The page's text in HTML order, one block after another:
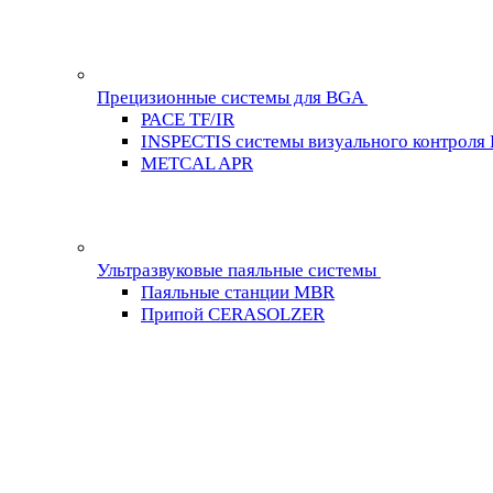
Прецизионные системы для BGA
PACE TF/IR
INSPECTIS системы визуального контроля
METCAL APR
Ультразвуковые паяльные системы
Паяльные станции MBR
Припой CERASOLZER